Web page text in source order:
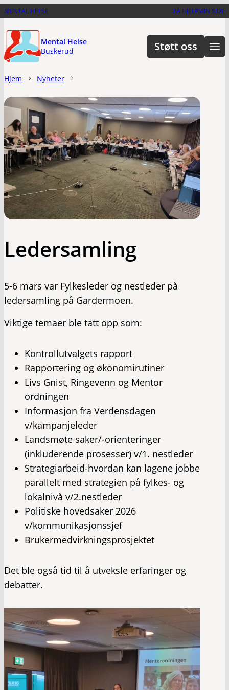
Hopp
hovedinnhold
MENTAL HELSE FÅ HJELPMIN SIDE
Mental Helse
Buskerud
Støtt oss
Hjem Nyheter
Ledersamling
5-6 mars var Fylkesleder og nestleder på
ledersamling på Gardermoen.
Viktige temaer ble tatt opp som:
Kontrollutvalgets rapport
Rapportering og økonomirutiner
Livs Gnist, Ringevenn og Mentor
ordningen
Informasjon fra Verdensdagen
v/kampanjeleder
Landsmøte saker/-orienteringer
(inkluderende prosesser) v/1. nestleder
Strategiarbeid-hvordan kan lagene jobbe
parallelt med strategien på fylkes- og
lokalnivå v/2.nestleder
Politiske hovedsaker 2026
v/kommunikasjonssjef
Brukermedvirkningsprosjektet
Det ble også tid til å utveksle erfaringer og
debatter.